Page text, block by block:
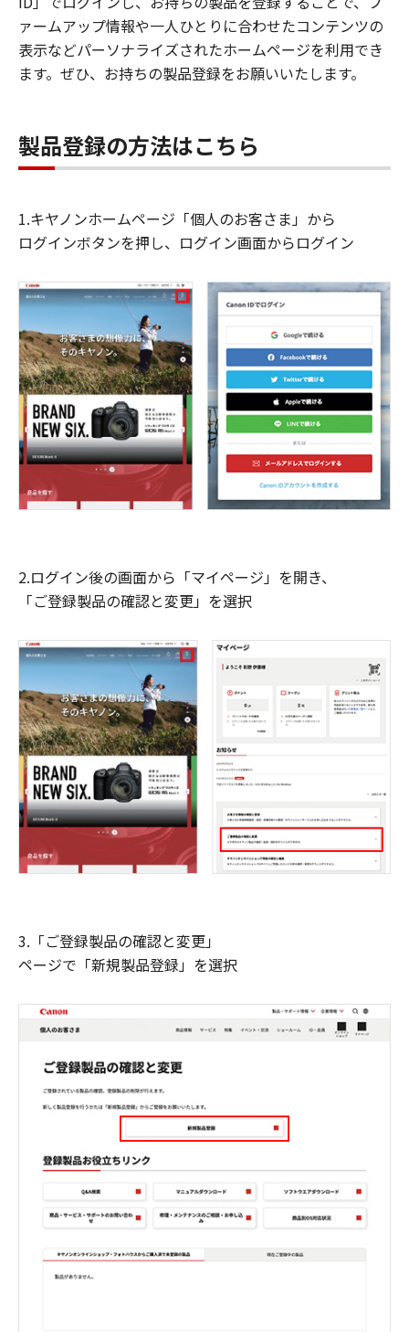
ァームアップ情報や一人ひとりに合わせたコンテンツの
表示などパーソナライズされたホームページを利用でき
ます。ぜひ、お持ちの製品登録をお願いいたします。
製品登録の方法はこちら
1.キヤノンホームページ「個人のお客さま」から
ログインボタンを押し、ログイン画面からログイン
2.ログイン後の画面から「マイページ」を開き、
「ご登録製品の確認と変更」を選択
3.「ご登録製品の確認と変更」
ページで「新規製品登録」を選択